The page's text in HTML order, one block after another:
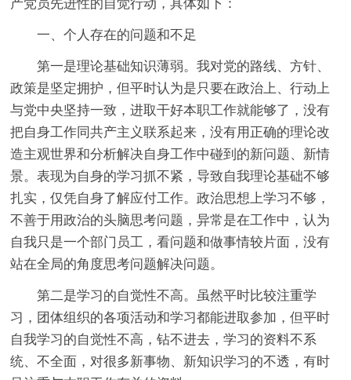
产党员先进性的自觉行动，具体如下：
一、个人存在的问题和不足
第一是理论基础知识薄弱。我对党的路线、方针、
政策是坚定拥护，但平时认为是只要在政治上、行动上
与党中央坚持一致，进取干好本职工作就能够了，没有
把自身工作同共产主义联系起来，没有用正确的理论改
造主观世界和分析解决自身工作中碰到的新问题、新情
景。表现为自身的学习抓不紧，导致自我理论基础不够
扎实，仅凭自身了解应付工作。政治思想上学习不够，
不善于用政治的头脑思考问题，异常是在工作中，认为
自我只是一个部门员工，看问题和做事情较片面，没有
站在全局的角度思考问题解决问题。
第二是学习的自觉性不高。虽然平时比较注重学
习，团体组织的各项活动和学习都能进取参加，但平时
自我学习的自觉性不高，钻不进去，学习的资料不系
统、不全面，对很多新事物、新知识学习的不透，有时